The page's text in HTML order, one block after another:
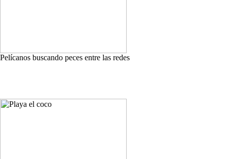
Pelícanos buscando peces entre las redes